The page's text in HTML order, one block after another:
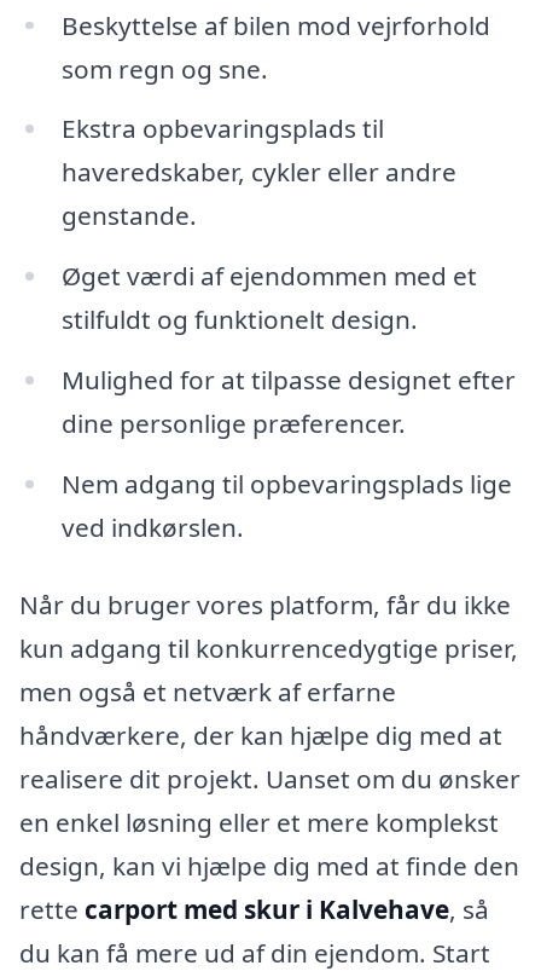
Beskyttelse af bilen mod vejrforhold
som regn og sne.
Ekstra opbevaringsplads til
haveredskaber, cykler eller andre
genstande.
Øget værdi af ejendommen med et
stilfuldt og funktionelt design.
Mulighed for at tilpasse designet efter
dine personlige præferencer.
Nem adgang til opbevaringsplads lige
ved indkørslen.
Når du bruger vores platform, får du ikke
kun adgang til konkurrencedygtige priser,
men også et netværk af erfarne
håndværkere, der kan hjælpe dig med at
realisere dit projekt. Uanset om du ønsker
en enkel løsning eller et mere komplekst
design, kan vi hjælpe dig med at finde den
rette carport med skur i Kalvehave, så
du kan få mere ud af din ejendom. Start